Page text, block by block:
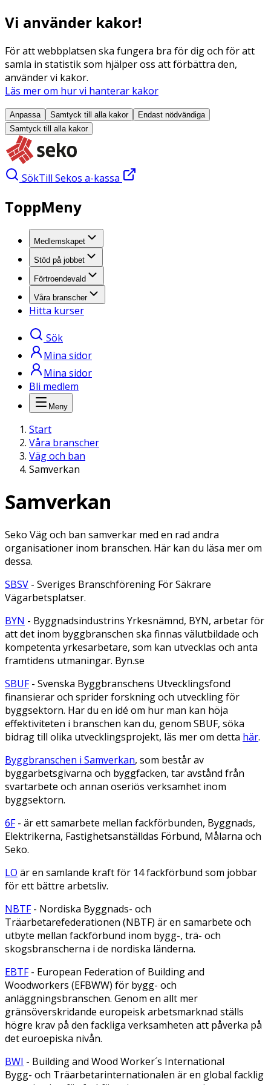
Vi använder kakor!
För att webbplatsen ska fungera bra för dig och för att
samla in statistik som hjälper oss att förbättra den,
använder vi kakor.
Läs mer om hur vi hanterar kakor
Anpassa Samtyck till alla kakor
Endast nödvändiga
Samtyck till alla kakor
SökTill Sekos a-kassa
ToppMeny
Medlemskapet
Stöd på jobbet
Förtroendevald
Våra branscher
Hitta kurser
Sök
Mina sidor
Mina sidor
Bli medlem
Meny
Start
Våra branscher
Väg och ban
Samverkan
Samverkan
Seko Väg och ban samverkar med en rad andra
organisationer inom branschen. Här kan du läsa mer om
dessa.
SBSV - Sveriges Branschförening För Säkrare
Vägarbetsplatser.
BYN - Byggnadsindustrins Yrkesnämnd, BYN, arbetar för
att det inom byggbranschen ska finnas välutbildade och
kompetenta yrkesarbetare, som kan utvecklas och anta
framtidens utmaningar. Byn.se
SBUF- Svenska Byggbranschens Utvecklingsfond
finansierar och sprider forskning och utveckling för
byggsektorn. Har du en idé om hur man kan höja
effektiviteten i branschen kan du, genom SBUF, söka
bidrag till olika utvecklingsprojekt, läs mer om detta här.
Byggbranschen i Samverkan, som består av
byggarbetsgivarna och byggfacken, tar avstånd från
svartarbete och annan oseriös verksamhet inom
byggsektorn.
6F- är ett samarbete mellan fackförbunden, Byggnads,
Elektrikerna, Fastighetsanställdas Förbund, Målarna och
Seko.
LO är en samlande kraft för 14 fackförbund som jobbar
för ett bättre arbetsliv.
NBTF- Nordiska Byggnads- och
Träarbetarefederationen (NBTF) är en samarbete och
utbyte mellan fackförbund inom bygg-, trä- och
skogsbranscherna i de nordiska länderna.
EBTF- European Federation of Building and
Woodworkers (EFBWW) för bygg- och
anläggningsbranschen. Genom en allt mer
gränsöverskridande europeisk arbetsmarknad ställs
högre krav på den fackliga verksamheten att påverka på
det euroepiska nivån.
BWI - Building and Wood Worker´s International
Bygg- och Träarbetarinternationalen är en global facklig